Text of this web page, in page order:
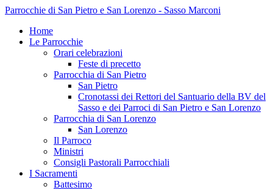
Parrocchie di San Pietro e San Lorenzo - Sasso Marconi
Home
Le Parrocchie
Orari celebrazioni
Feste di precetto
Parrocchia di San Pietro
San Pietro
Cronotassi dei Rettori del Santuario della BV del
Sasso e dei Parroci di San Pietro e San Lorenzo
Parrocchia di San Lorenzo
San Lorenzo
Il Parroco
Ministri
Consigli Pastorali Parrocchiali
I Sacramenti
Battesimo